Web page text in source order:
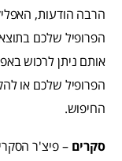
הרבה הודעות,
הפרופיל שלכם
אותם ניתן לרכוש
הפרופיל שלכם או
החיפוש.
סקרים – פיצ'ר